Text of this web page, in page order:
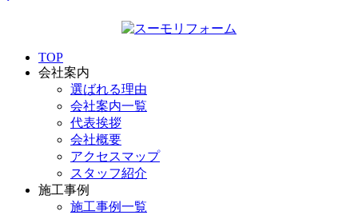
TOP
会社案内
選ばれる理由
会社案内一覧
代表挨拶
会社概要
アクセスマップ
スタッフ紹介
施工事例
施工事例一覧